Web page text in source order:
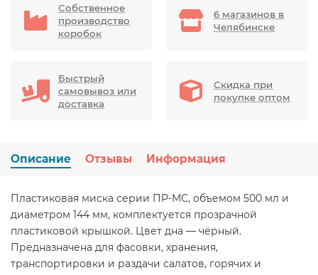
Собственное
производство
коробок
6 магазинов в
Челябинске
Быстрый
самовывоз или
доставка
Скидка при
покупке оптом
Описание Отзывы Информация
Пластиковая миска серии ПР-МС, объемом 500 мл и
диаметром 144 мм, комплектуется прозрачной
пластиковой крышкой. Цвет дна — чёрный.
Предназначена для фасовки, хранения,
транспортировки и раздачи салатов, горячих и